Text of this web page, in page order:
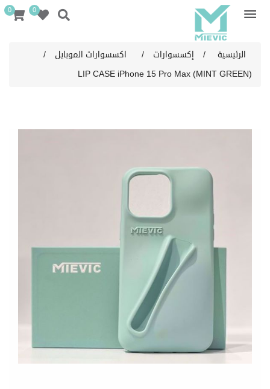
0
0
الرئيسية / إكسسوارات / اكسسوارات الموبايل
/
LIP CASE iPhone 15 Pro Max (MINT GREEN)